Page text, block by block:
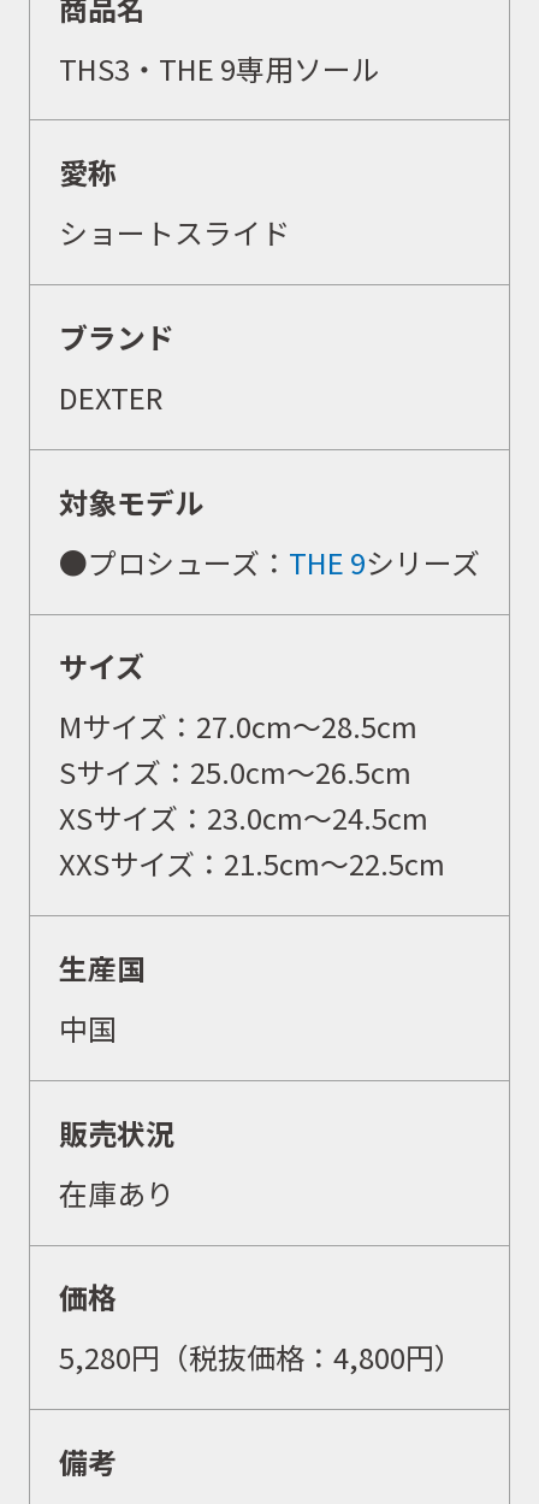
取扱ブランド
商品カタログ
THS3 ・THE 9専用ソール
愛称
ショートスライド
ブランド
DEXTER
対象モデル
●プロシューズ ： THE 9シリーズ
サイズ
Mサイズ：27.0cm〜28.5cm
Sサイズ：25.0cm〜26.5cm
XSサイズ：23.0cm〜24.5cm
XXSサイズ：21.5cm〜22.5cm
生産国
中国
販売状況
在庫あり
価格
5,280円（税抜価格： 4,800円）
備考